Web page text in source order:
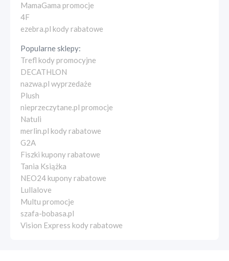
MamaGama promocje
4F
ezebra.pl kody rabatowe
Popularne sklepy:
Trefl kody promocyjne
DECATHLON
nazwa.pl wyprzedaże
Plush
nieprzeczytane.pl promocje
Natuli
merlin.pl kody rabatowe
G2A
Fiszki kupony rabatowe
Tania Książka
NEO24 kupony rabatowe
Lullalove
Multu promocje
szafa-bobasa.pl
Vision Express kody rabatowe